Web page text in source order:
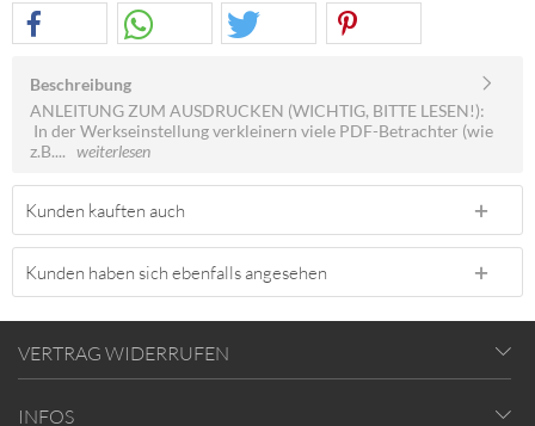
Beschreibung
ANLEITUNG ZUM AUSDRUCKEN (WICHTIG, BITTE LESEN!):
In der Werkseinstellung verkleinern viele PDF-Betrachter (wie
z.B.... weiterlesen
Kunden kauften auch
Kunden haben sich ebenfalls angesehen
VERTRAG WIDERRUFEN
INFOS